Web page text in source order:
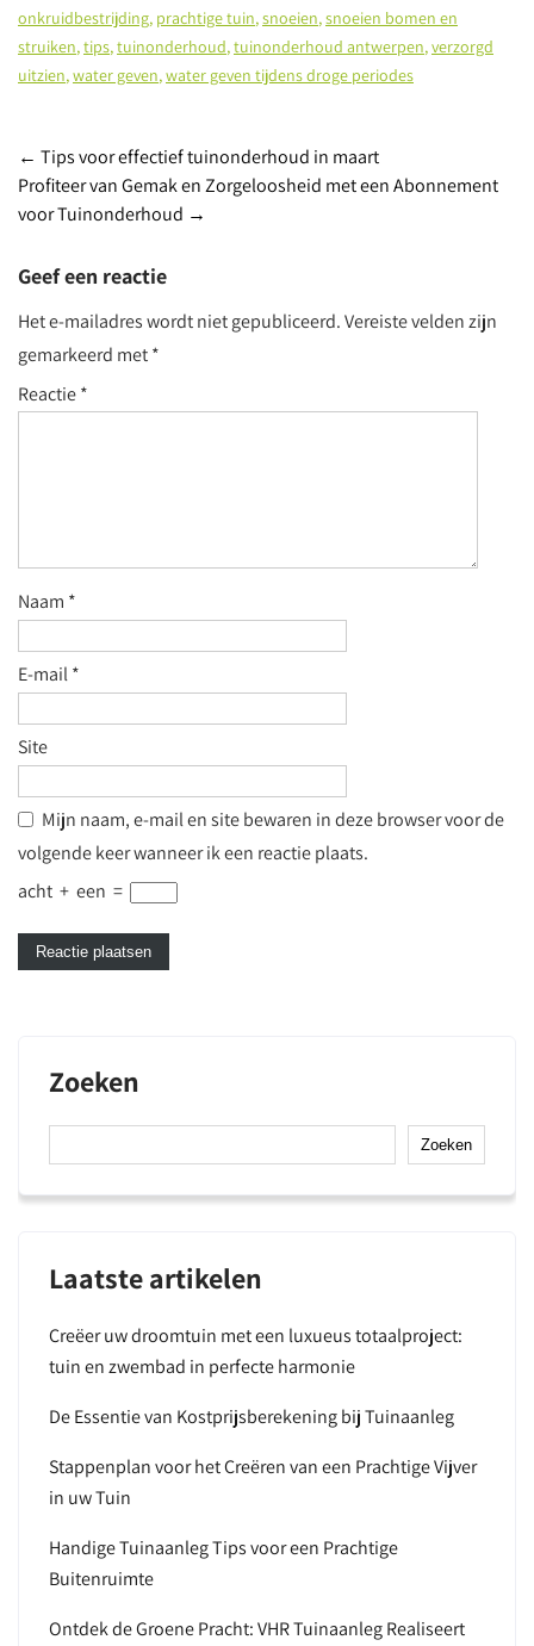
onkruidbestrijding, prachtige tuin,snoeien,snoeien bomen en
struiken,tips,tuinonderhoud,tuinonderhoud antwerpen,verzorgd
uitzien,water geven,water geven tijdens droge periodes
Berichtnavigatie
← Tips voor effectief tuinonderhoud in maart
Profiteer van Gemak en Zorgeloosheid met een Abonnement
voor Tuinonderhoud →
Geef een reactie
Het e-mailadres wordt niet gepubliceerd.Vereiste velden zijn
gemarkeerd met*
Reactie*
Naam *
E-mail*
Site
Mijn naam, e-mail en site bewaren in deze browser voor de
volgende keer wanneer ik een reactie plaats.
acht + een =
Zoeken
Zoeken
Laatste artikelen
Creëer uw droomtuin met een luxueus totaalproject:
tuin en zwembad in perfecte harmonie
De Essentie van Kostprijsberekening bij Tuinaanleg
Stappenplan voor het Creëren van een Prachtige Vijver
in uw Tuin
Handige Tuinaanleg Tips voor een Prachtige
Buitenruimte
Ontdek de Groene Pracht: VHR Tuinaanleg Realiseert